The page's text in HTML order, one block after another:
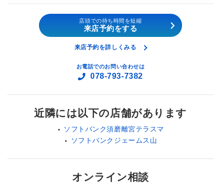
店頭での待ち時間を短縮
来店予約をする
来店予約を詳しくみる
お電話でのお問い合わせは
078-793-7382
近隣には以下の店舗があります
ソフトバンク須磨離宮テラスマ
ソフトバンクジェームス山
オンライン相談